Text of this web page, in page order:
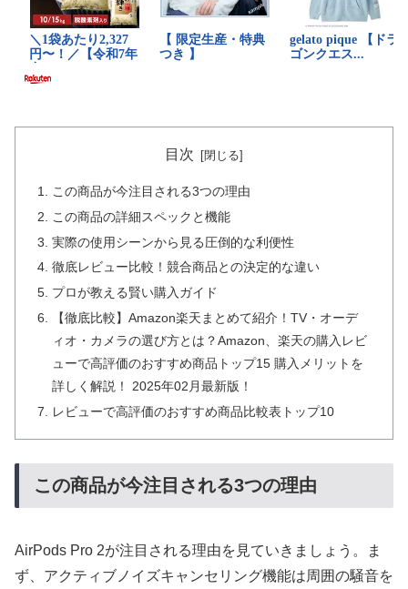
目次
この商品が今注目される3つの理由
この商品の詳細スペックと機能
実際の使用シーンから見る圧倒的な利便性
徹底レビュー比較！競合商品との決定的な違い
プロが教える賢い購入ガイド
【徹底比較】Amazon楽天まとめて紹介！TV・オーデ
ィオ・カメラの選び方とは？Amazon、楽天の購入レビ
ューで高評価のおすすめ商品トップ15 購入メリットを
詳しく解説！ 2025年02月最新版！
レビューで高評価のおすすめ商品比較表トップ10
この商品が今注目される3つの理由
AirPods Pro 2が注目される理由を見ていきましょう。ま
ず、アクティブノイズキャンセリング機能は周囲の騒音を